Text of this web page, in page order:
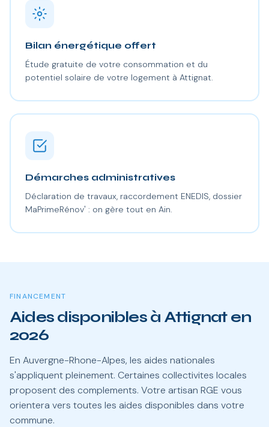
Bilan énergétique offert
Étude gratuite de votre consommation et du
potentiel solaire de votre logement à Attignat.
Démarches administratives
Déclaration de travaux, raccordement ENEDIS, dossier
MaPrimeRénov' : on gère tout en Ain.
FINANCEMENT
Aides disponibles à Attignat en
2026
En Auvergne-Rhone-Alpes, les aides nationales
s'appliquent pleinement. Certaines collectivites locales
proposent des complements. Votre artisan RGE vous
orientera vers toutes les aides disponibles dans votre
commune.